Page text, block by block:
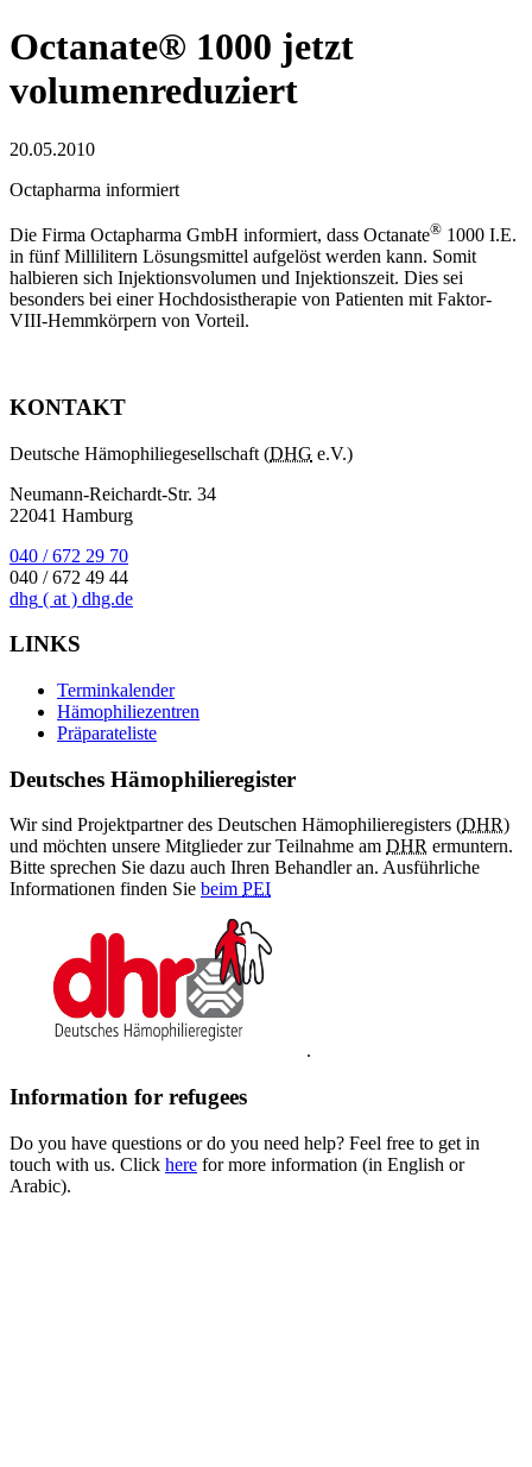
Octanate® 1000 jetzt
volumenreduziert
20.05.2010
Octapharma informiert
Die Firma Octapharma GmbH informiert, dass Octanate® 1000 I.E.
in fünf Millilitern Lösungsmittel aufgelöst werden kann. Somit
halbieren sich Injektionsvolumen und Injektionszeit. Dies sei
besonders bei einer Hochdosistherapie von Patienten mit Faktor-
VIII-Hemmkörpern von Vorteil.
KONTAKT
Deutsche Hämophiliegesellschaft (DHG e.V.)
Neumann-Reichardt-Str. 34
22041 Hamburg
040 / 672 29 70
040 / 672 49 44
dhg ( at ) dhg.de
LINKS
Terminkalender
Hämophiliezentren
Präparateliste
Deutsches Hämophilieregister
Wir sind Projektpartner des Deutschen Hämophilieregisters (DHR)
und möchten unsere Mitglieder zur Teilnahme am DHR ermuntern.
Bitte sprechen Sie dazu auch Ihren Behandler an. Ausführliche
Informationen finden Sie beim PEI
.
Information for refugees
Do you have questions or do you need help? Feel free to get in
touch with us. Click here for more information (in English or
Arabic).